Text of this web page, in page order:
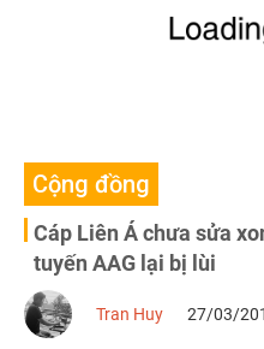
Cộng đồng
Cáp Liên Á chưa sửa
tuyến AAG lại bị lùi
Tran Huy 27/03/